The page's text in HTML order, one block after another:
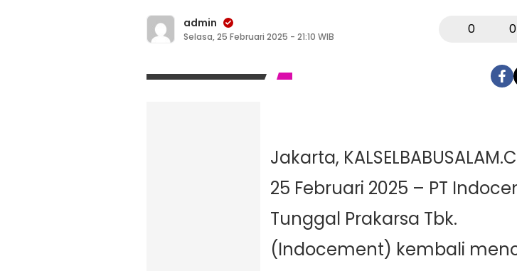
admin
Selasa, 25 Februari 2025 - 21:10 WIB 0 0
Jakarta,
25 Februari 2025 – PT
Tunggal Prakarsa Tbk.
(Indocement) kembali